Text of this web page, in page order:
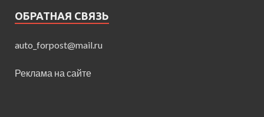
ОБРАТНАЯ СВЯЗЬ
auto_forpost@mail.ru
Реклама на сайте